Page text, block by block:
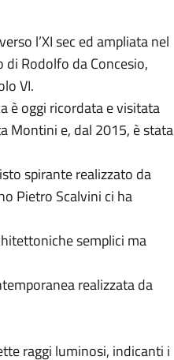
l’XI sec ed ampliata nel
di Rodolfo da Concesio,
VI.
è oggi ricordata e visitata
Montini e, dal 2015, è stata
spirante realizzato da
Pietro Scalvini ci ha
semplici ma
realizzata da
raggi luminosi, indicanti i